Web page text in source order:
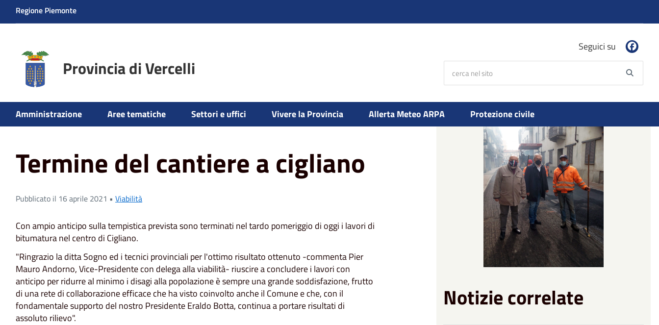
Regione Piemonte
Provincia di Vercelli
Seguici su
Amministrazione Aree tematiche Settori e uffici Vivere la Provincia Allerta Meteo ARPA Protezione civile
Home News Viabilità Termine del cantiere a cigliano
Termine del cantiere a cigliano
Pubblicato il 16 aprile 2021 • Viabilità
Con ampio anticipo sulla tempistica prevista sono terminati nel tardo pomeriggio di oggi i lavori di
bitumatura nel centro di Cigliano.
"Ringrazio la ditta Sogno ed i tecnici provinciali per l'ottimo risultato ottenuto -commenta Pier
Mauro Andorno, Vice-Presidente con delega alla viabilità- riuscire a concludere i lavori con
anticipo per ridurre al minimo i disagi alla popolazione è sempre una grande soddisfazione, frutto
di una rete di collaborazione efficace che ha visto coinvolto anche il Comune e che, con il
fondamentale supporto del nostro Presidente Eraldo Botta, continua a portare risultati di
assoluto rilievo".
Notizie correlate